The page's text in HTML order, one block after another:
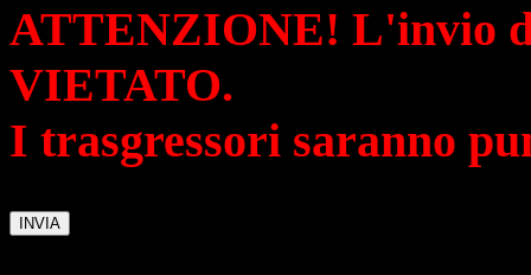
ATTENZIONE! L'invio
VIETATO.
I trasgressori saranno